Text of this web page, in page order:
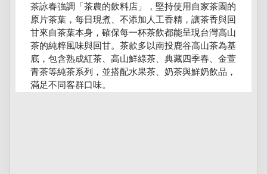
茶詠春強調「茶農的飲料店」，堅持使用自家茶園的
原片茶葉，每日現煮、不添加人工香精，讓茶香與回
甘來自茶葉本身，確保每一杯茶飲都能呈現台灣高山
茶的純粹風味與回甘。茶款多以南投鹿谷高山茶為基
底，包含熟成紅茶、高山鮮綠茶、典藏四季春、金萱
青茶等純茶系列，並搭配水果茶、奶茶與鮮奶飲品，
滿足不同客群口味。